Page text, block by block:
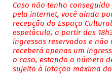
Caso não tenha
pela internet, você ainda
recepção do Espaço
espetáculo, a partir das
ingressos reservados e não
receberá apenas um
o caso, estando o número
sujeito à lotação máxima